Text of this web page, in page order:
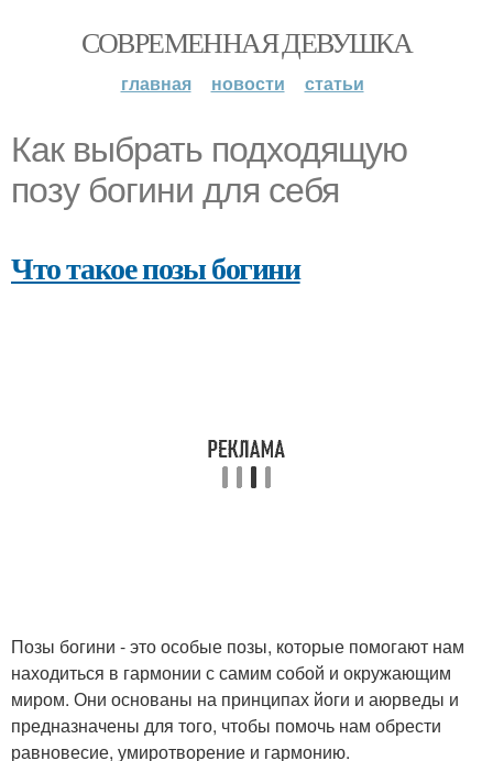
СОВРЕМЕННАЯ ДЕВУШКА
главная новости статьи
Как выбрать подходящую
позу богини для себя
Что такое позы богини
Позы богини - это особые позы, которые помогают нам
находиться в гармонии с самим собой и окружающим
миром. Они основаны на принципах йоги и аюрведы и
предназначены для того, чтобы помочь нам обрести
равновесие, умиротворение и гармонию.